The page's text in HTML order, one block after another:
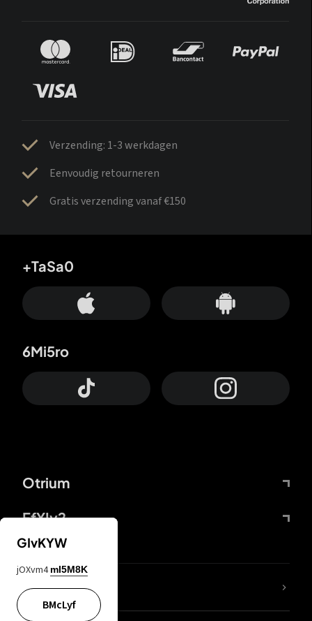
Verzending: 1-3 werkdagen
Eenvoudig retourneren
Gratis verzending vanaf €150
Otrium
FfYIy2
+TaSa0
6Mi5ro
ZbBJcb
GIvKYW
jOXvm4 mI5M8K
BMcLyf